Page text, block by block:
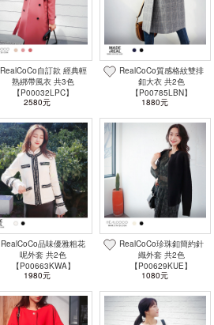
RealCoCo自訂款 經典輕
熟綁帶風衣 共3色
【P00032LPC】
2580元
RealCoCo質感格紋雙排
釦大衣 共2色
【P00785LBN】
1880元
RealCoCo品味優雅粗花
呢外套 共2色
【P00663KWA】
1980元
RealCoCo珍珠釦簡約針
織外套 共2色
【P00629KUE】
1080元